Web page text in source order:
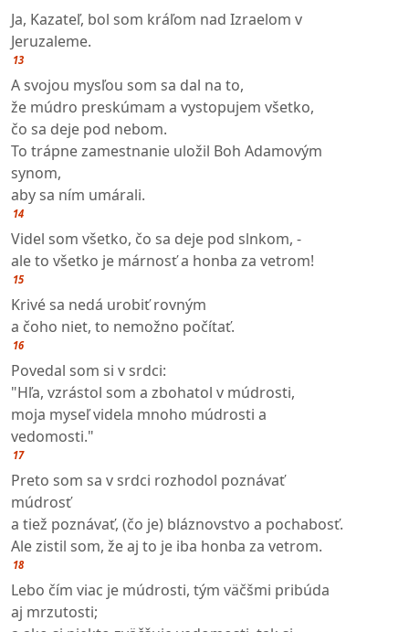
Ja, Kazateľ, bol som kráľom nad Izraelom v
Jeruzaleme.
13
A svojou mysľou som sa dal na to,
že múdro preskúmam a vystopujem všetko,
čo sa deje pod nebom.
To trápne zamestnanie uložil Boh Adamovým
synom,
aby sa ním umárali.
14
Videl som všetko, čo sa deje pod slnkom, -
ale to všetko je márnosť a honba za vetrom!
15
Krivé sa nedá urobiť rovným
a čoho niet, to nemožno počítať.
16
Povedal som si v srdci:
"Hľa, vzrástol som a zbohatol v múdrosti,
moja myseľ videla mnoho múdrosti a
vedomosti."
17
Preto som sa v srdci rozhodol poznávať
múdrosť
a tiež poznávať, (čo je) bláznovstvo a pochabosť.
Ale zistil som, že aj to je iba honba za vetrom.
18
Lebo čím viac je múdrosti, tým väčšmi pribúda
aj mrzutosti;